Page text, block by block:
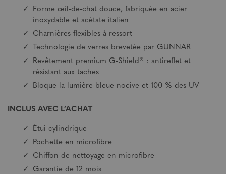
Forme œil-de-chat douce, fabriquée en acier
inoxydable et acétate italien
Charnières flexibles à ressort
Technologie de verres brevetée par GUNNAR
Revêtement premium G-Shield® : antireflet et
résistant aux taches
Bloque la lumière bleue nocive et 100 % des UV
INCLUS AVEC L’ACHAT
Étui cylindrique
Pochette en microfibre
Chiffon de nettoyage en microfibre
Garantie de 12 mois